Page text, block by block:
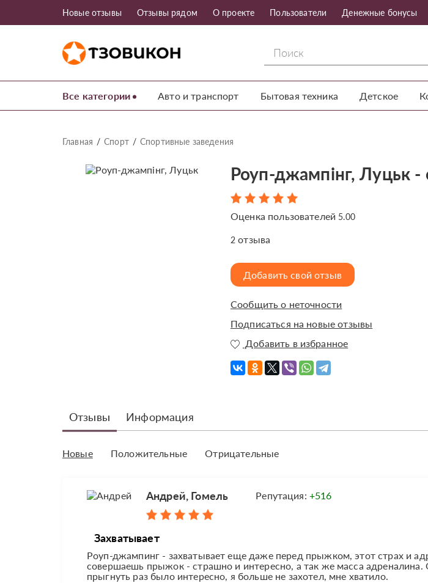
Новые отзывы Отзывы рядом О проекте Пользователи Денежные бонусы
Все категории Авто и транспорт Бытовая техника Детское
Главная Спорт Спортивные заведения
Роуп-джампінг, Луцьк -
Оценка пользователей 5.00
2 отзыва
Добавить свой отзыв
Сообщить о неточности
Подписаться на новые отзывы
Добавить в избранное
Отзывы Информация
Новые Положительные Отрицательные
Андрей, Гомель Репутация: +516
Захватывает
Роуп-джампинг - захватывает еще даже перед прыжком, этот страх и
совершаешь прыжок - страшно и интересно, а так же масса адреналина.
прыгнуть раз было интересно, я больше не захотел, мне хватило.